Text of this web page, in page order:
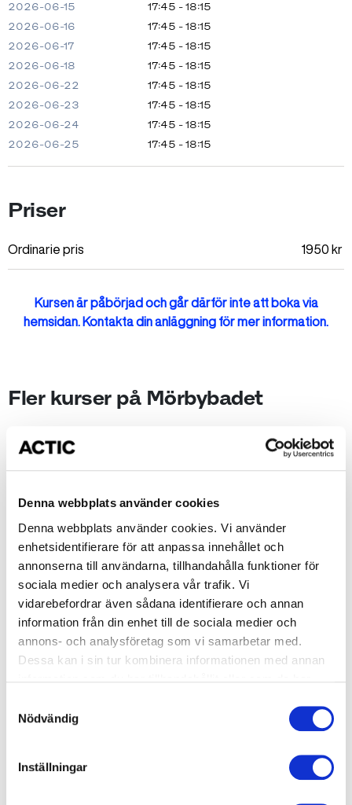
Denna webbplats använder cookies
Denna webbplats använder cookies. Vi använder
enhetsidentifierare för att anpassa innehållet och
annonserna till användarna, tillhandahålla funktioner för
sociala medier och analysera vår trafik. Vi
vidarebefordrar även sådana identifierare och annan
information från din enhet till de sociala medier och
annons- och analysföretag som vi samarbetar med.
Dessa kan i sin tur kombinera informationen med annan
Nödvändig
Inställningar
2026-06-15
17:45 - 18:15
2026-06-16
17:45 - 18:15
2026-06-17
17:45 - 18:15
2026-06-18
17:45 - 18:15
2026-06-22
17:45 - 18:15
2026-06-23
17:45 - 18:15
2026-06-24
17:45 - 18:15
2026-06-25
17:45 - 18:15
Priser
Ordinarie pris 1950 kr
Kursen är påbörjad och går därför inte att boka via
hemsidan. Kontakta din anläggning för mer information.
Fler kurser på Mörbybadet
Okänt fel
Okänt
Simskola Nivå 2 - Valen
Start: Måndag 2026-08-17
Tid: 16:00-16:30
Mörbybadet
1950 kr
Okänt
Mörbybadet
arrow_forward_ios